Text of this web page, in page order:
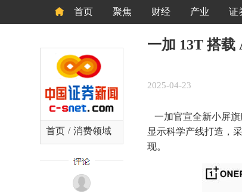
首页 聚焦 财经 产业 证
首页 / 消费领域
一加 13T 搭载
2025-04-23
一加官宣全新小屏
显示科学产线打造，
现。